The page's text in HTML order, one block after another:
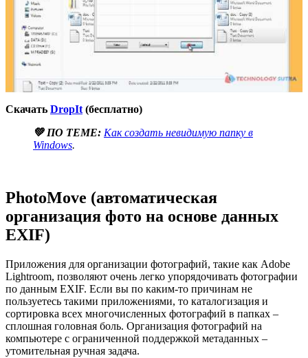
Скачать DropIt (бесплатно)
💚 ПО ТЕМЕ: Как создать невидимую папку в
Windows.
PhotoMove (автоматическая
организация фото на основе данных
EXIF)
Приложения для организации фотографий, такие как Adobe
Lightroom, позволяют очень легко упорядочивать фотографии
по данным EXIF. Если вы по каким-то причинам не
пользуетесь такими приложениями, то каталогизация и
сортировка всех многочисленных фотографий в папках –
сплошная головная боль. Организация фотографий на
компьютере с ограниченной поддержкой метаданных –
утомительная ручная задача.